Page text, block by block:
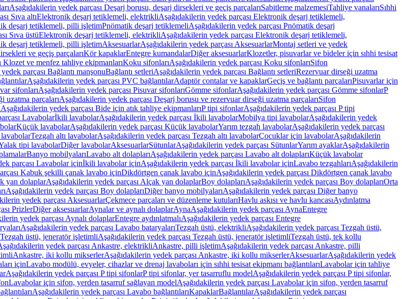
Aşağıdakilerin yedek parçası Deşarj borusu, deşarj dirsekleri ve geçiş parçalarıSabitleme malzemesiTahliye vanalarıSıhhi
Sıva altıElektronik deşarj tetiklemeli, elektrikliAşağıdakilerin yedek parçası Elektronik deşarj tetiklemeli,
deşarj tetiklemeli, pilli işletimPnömatik deşarj tetiklemeliAşağıdakilerin yedek parçası Pnömatik deşarj
Sıva üstüElektronik deşarj tetiklemeli, elektrikliAşağıdakilerin yedek parçası Elektronik deşarj tetiklemeli,
deşarj tetiklemeli, pilli işletimAksesuarlarAşağıdakilerin yedek parçası AksesuarlarMontaj setleri ve yedek
ve geçiş parçalarıKör kapaklarEntegre kumandalarDiğer aksesuarlarKlozetler, pisuvarlar ve bideler için sıhhi tesisat
Klozet ve menfez tahliye ekipmanlarıKoku sifonlarıAşağıdakilerin yedek parçası Koku sifonlarıSifon
parçası Bağlantı manşonuBağlantı setleriAşağıdakilerin yedek parçası Bağlantı setleriRezervuar dirseği uzatma
Aşağıdakilerin yedek parçası PVC bağlantılarAdaptör contalar ve kapaklarGeçiş ve bağlantı parçalarıPisuvarlar için
sifonlarıAşağıdakilerin yedek parçası Pisuvar sifonlarıGömme sifonlarAşağıdakilerin yedek parçası Gömme sifonlarP
uzatma parçalarıAşağıdakilerin yedek parçası Deşarj borusu ve rezervuar dirseği uzatma parçalarıSifon
Aşağıdakilerin yedek parçası Bide için atık tahliye ekipmanlarıP tipi sifonlarAşağıdakilerin yedek parçası P tipi
Lavabolarİkili lavabolarAşağıdakilerin yedek parçası İkili lavabolarMobilya tipi lavabolarAşağıdakilerin yedek
Küçük lavabolarAşağıdakilerin yedek parçası Küçük lavabolarYarım tezgah lavabolarAşağıdakilerin yedek parçası
lavabolarTezgah altı lavabolarAşağıdakilerin yedek parçası Tezgah altı lavabolarÇocuklar için lavabolarAşağıdakilerin
tipi lavabolarDiğer lavabolarAksesuarlarSütunlarAşağıdakilerin yedek parçası SütunlarYarım ayaklarAşağıdakilerin
Banyo mobilyalarıLavabo alt dolaplarıAşağıdakilerin yedek parçası Lavabo alt dolaplarıKüçük lavabolar
parçası Lavabolar içinİkili lavabolar içinAşağıdakilerin yedek parçası İkili lavabolar içinLavabo tezgahlarıAşağıdakilerin
Kabuk şekilli çanak lavabo içinDikdörtgen çanak lavabo içinAşağıdakilerin yedek parçası Dikdörtgen çanak lavabo
yan dolaplarAşağıdakilerin yedek parçası Alçak yan dolaplarBoy dolaplarıAşağıdakilerin yedek parçası Boy dolaplarıOrta
Aşağıdakilerin yedek parçası Boy dolaplarıDiğer banyo mobilyalarıAşağıdakilerin yedek parçası Diğer banyo
yedek parçası AksesuarlarÇekmece parçaları ve düzenleme kutularıHavlu askısı ve havlu kancasıAydınlatma
PrizlerDiğer aksesuarlarAynalar ve aynalı dolaplarAynaAşağıdakilerin yedek parçası AynaEntegre
yedek parçası Aynalı dolaplarEntegre aydınlatmalıAşağıdakilerin yedek parçası Entegre
Aşağıdakilerin yedek parçası Lavabo bataryalarıTezgah üstü, elektrikliAşağıdakilerin yedek parçası Tezgah üstü,
Tezgah üstü, jeneratör işletimliAşağıdakilerin yedek parçası Tezgah üstü, jeneratör işletimliTezgah üstü, tek kollu
yedek parçası Ankastre, elektrikliAnkastre, pilli işletimAşağıdakilerin yedek parçası Ankastre, pilli
Ankastre, iki kollu mikserlerAşağıdakilerin yedek parçası Ankastre, iki kollu mikserlerAksesuarlarAşağıdakilerin yedek
içinLavabo modülü, evyeler, cihazlar ve drenaj lavaboları için sıhhi tesisat ekipmanı bağlantılarıLavabolar için tahliye
Aşağıdakilerin yedek parçası P tipi sifonlarP tipi sifonlar, yer tasarruflu modelAşağıdakilerin yedek parçası P tipi sifonlar,
Lavabolar için sifon, yerden tasarruf sağlayan modelAşağıdakilerin yedek parçası Lavabolar için sifon, yerden tasarruf
Aşağıdakilerin yedek parçası Lavabo bağlantılarıKapaklarBağlantılarAşağıdakilerin yedek parçası